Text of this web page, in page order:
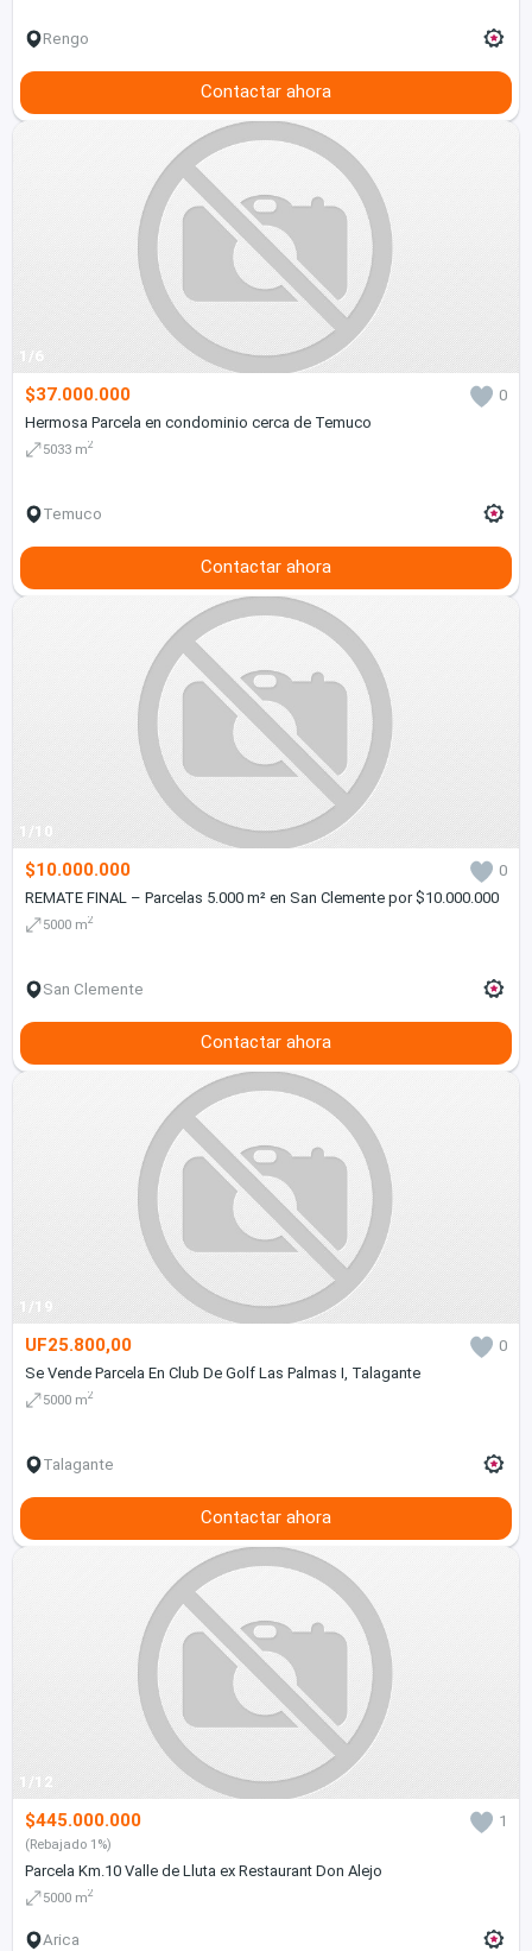
Rengo
Contactar ahora
1/6
$37.000.000
0
Hermosa Parcela en condominio cerca de Temuco
5033 m2
Temuco
Contactar ahora
1/10
$10.000.000
0
REMATE FINAL – Parcelas 5.000 m² en San Clemente por $10.000.000
5000 m2
San Clemente
Contactar ahora
1/19
UF25.800,00
0
Se Vende Parcela En Club De Golf Las Palmas I, Talagante
5000 m2
Talagante
Contactar ahora
1/12
$445.000.000 1
(Rebajado 1%)
Parcela Km.10 Valle de Lluta ex Restaurant Don Alejo
5000 m2
Arica